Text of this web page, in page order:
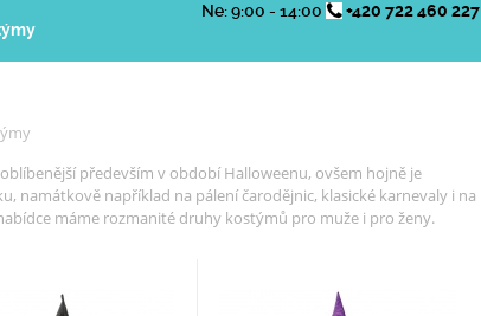
Ne: 9:00 - 14:00
+420 722 460 227
především v období Halloweenu, ovšem hojně je
namátkově například na pálení čarodějnic, klasické karnevaly i na
máme rozmanité druhy kostýmů pro muže i pro ženy.